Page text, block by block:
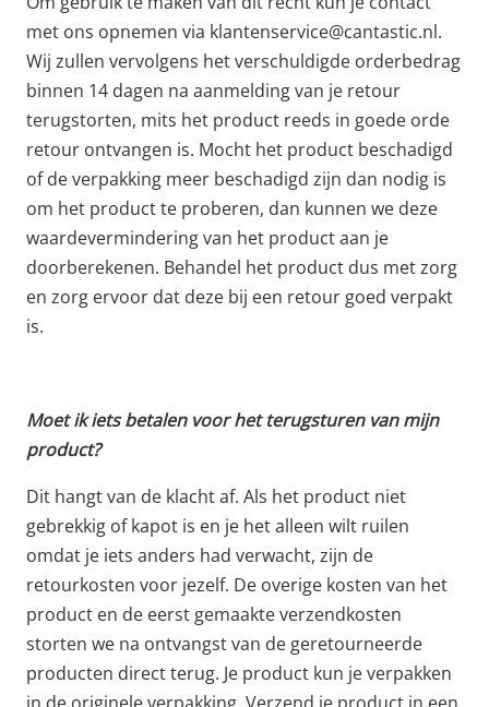
met ons opnemen via klantenservice@cantastic.nl.
Wij zullen vervolgens het verschuldigde orderbedrag
binnen 14 dagen na aanmelding van je retour
terugstorten, mits het product reeds in goede orde
retour ontvangen is. Mocht het product beschadigd
of de verpakking meer beschadigd zijn dan nodig is
om het product te proberen, dan kunnen we deze
waardevermindering van het product aan je
doorberekenen. Behandel het product dus met zorg
en zorg ervoor dat deze bij een retour goed verpakt
is.
Moet ik iets betalen voor het terugsturen van mijn
product?
Dit hangt van de klacht af. Als het product niet
gebrekkig of kapot is en je het alleen wilt ruilen
omdat je iets anders had verwacht, zijn de
retourkosten voor jezelf. De overige kosten van het
product en de eerst gemaakte verzendkosten
storten we na ontvangst van de geretourneerde
producten direct terug. Je product kun je verpakken